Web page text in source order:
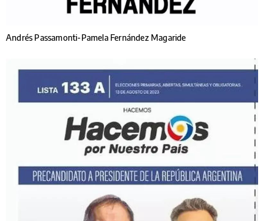
Andrés Passamonti-Pamela Fernández Magaride